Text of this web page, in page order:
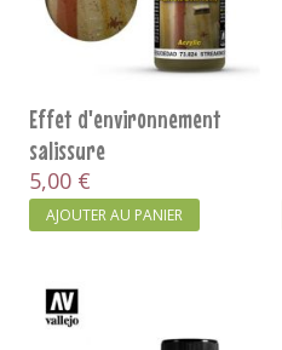
Effet d'environnement
salissure
5,00 €
AJOUTER AU PANIER